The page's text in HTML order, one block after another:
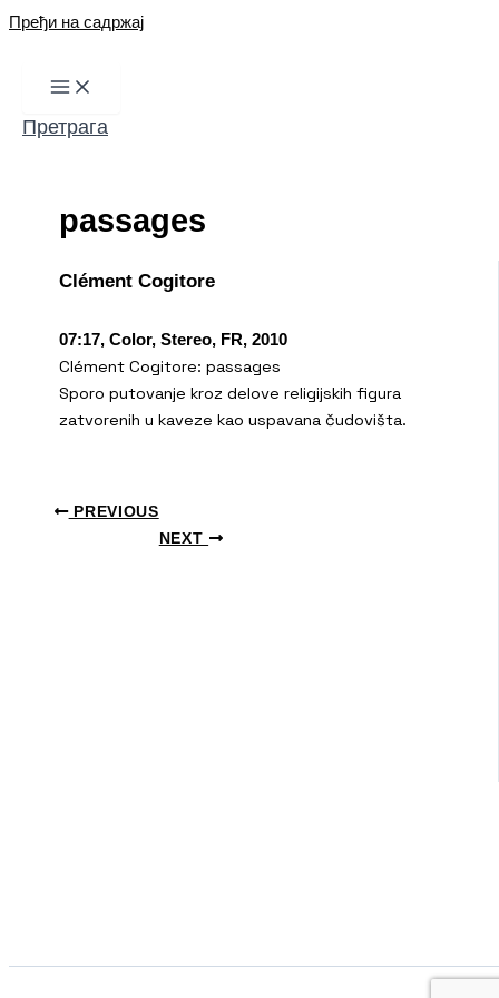
Пређи на садржај
Претрага
passages
Clément Cogitore
07:17, Color, Stereo, FR, 2010
Clément Cogitore: passages
Sporo putovanje kroz delove religijskih figura
zatvorenih u kaveze kao uspavana čudovišta.
PREVIOUS
NEXT